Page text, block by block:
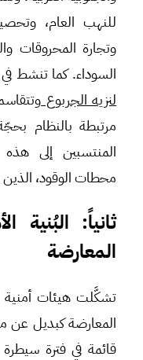
للنهب العام،
وتجارة المحروقات
السوداء. كما تنشط
لنزيه الجربوع
مرتبطة بالنظام
المنتسبين إلى
محطات الوقود،
ثانياً: البُنية
المعارضة
تشكَّلت هيئات أمنية
المعارضة كبديل عن
قائمة في فترة